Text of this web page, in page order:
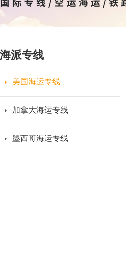
海派专线
美国海运专线
加拿大海运专线
墨西哥海运专线